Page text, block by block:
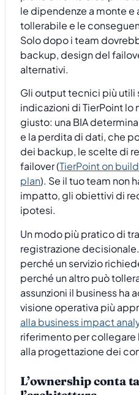
le dipendenze a monte e
tollerabile e le
Solo dopo i team
backup, design del
alternativi.
Gli output tecnici più utili
indicazioni di TierPoint lo
giusto: una BIA
e la perdita di dati, che
dei backup, le scelte di
failover (TierPoint on
plan). Se il tuo team non
impatto, gli obiettivi di
ipotesi.
Un modo più pratico di
registrazione
perché un servizio
perché un altro può
assunzioni il business ha
visione operativa più
alla business impact
riferimento per collegare
alla progettazione dei
L’ownership conta